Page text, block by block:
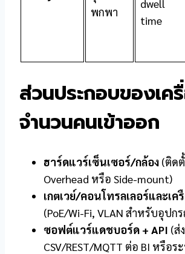
พกพา
dwell
time
ส่วนประกอบของเค
จำนวนคนเข้าออก
ฮาร์ดแวร์เซ็นเซอร์/กล้อง (ติด
Overhead หรือ Side-mount)
เกตเวย์/คอนโทรลเลอร์และเค
(PoE/Wi-Fi, VLAN สำหรับอุปก
ซอฟต์แวร์แดชบอร์ด + API (ส่
CSV/REST/MQTT ต่อ BI หรือร